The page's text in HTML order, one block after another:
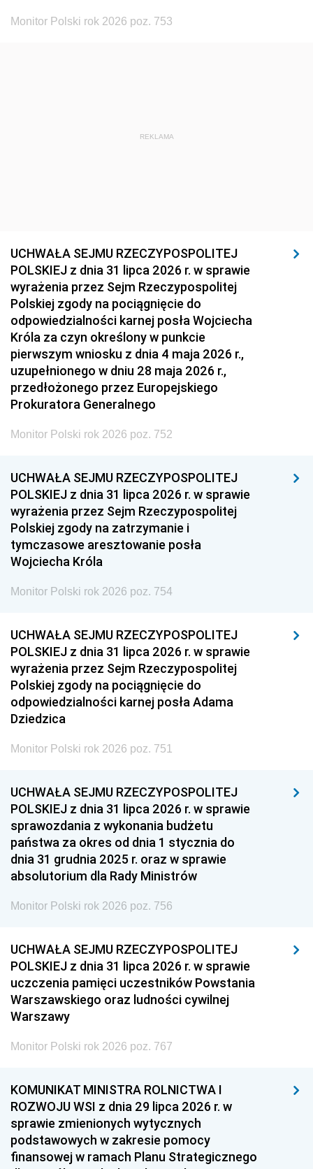
Monitor Polski rok 2026 poz. 753
REKLAMA
UCHWAŁA SEJMU RZECZYPOSPOLITEJ
POLSKIEJ z dnia 31 lipca 2026 r. w sprawie
wyrażenia przez Sejm Rzeczypospolitej
Polskiej zgody na pociągnięcie do
odpowiedzialności karnej posła Wojciecha
Króla za czyn określony w punkcie
pierwszym wniosku z dnia 4 maja 2026 r.,
uzupełnionego w dniu 28 maja 2026 r.,
przedłożonego przez Europejskiego
Prokuratora Generalnego
Monitor Polski rok 2026 poz. 752
UCHWAŁA SEJMU RZECZYPOSPOLITEJ
POLSKIEJ z dnia 31 lipca 2026 r. w sprawie
wyrażenia przez Sejm Rzeczypospolitej
Polskiej zgody na zatrzymanie i
tymczasowe aresztowanie posła
Wojciecha Króla
Monitor Polski rok 2026 poz. 754
UCHWAŁA SEJMU RZECZYPOSPOLITEJ
POLSKIEJ z dnia 31 lipca 2026 r. w sprawie
wyrażenia przez Sejm Rzeczypospolitej
Polskiej zgody na pociągnięcie do
odpowiedzialności karnej posła Adama
Dziedzica
Monitor Polski rok 2026 poz. 751
UCHWAŁA SEJMU RZECZYPOSPOLITEJ
POLSKIEJ z dnia 31 lipca 2026 r. w sprawie
sprawozdania z wykonania budżetu
państwa za okres od dnia 1 stycznia do
dnia 31 grudnia 2025 r. oraz w sprawie
absolutorium dla Rady Ministrów
Monitor Polski rok 2026 poz. 756
UCHWAŁA SEJMU RZECZYPOSPOLITEJ
POLSKIEJ z dnia 31 lipca 2026 r. w sprawie
uczczenia pamięci uczestników Powstania
Warszawskiego oraz ludności cywilnej
Warszawy
Monitor Polski rok 2026 poz. 767
KOMUNIKAT MINISTRA ROLNICTWA I
ROZWOJU WSI z dnia 29 lipca 2026 r. w
sprawie zmienionych wytycznych
podstawowych w zakresie pomocy
finansowej w ramach Planu Strategicznego